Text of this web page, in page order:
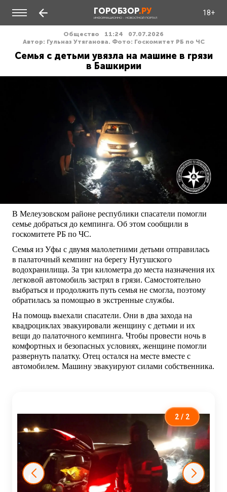
ГОРОБЗОР.РУ
ИНФОРМАЦИОННО - НОВОСТНОЙ ПОРТАЛ
18+
Общество 11:24
07.07.2026
Автор: Гульназ Утяганова. Фото: Госкомитет РБ по ЧС
Семья с детьми увязла на машине в грязи
в Башкирии
В Мелеузовском районе республики спасатели помогли
семье добраться до кемпинга. Об этом сообщили в
госкомитете РБ по ЧС.
Семья из Уфы с двумя малолетними детьми отправилась
в палаточный кемпинг на берегу Нугушского
водохранилища. За три километра до места назначения их
легковой автомобиль застрял в грязи. Самостоятельно
выбраться и продолжить путь семья не смогла, поэтому
обратилась за помощью в экстренные службы.
На помощь выехали спасатели. Они в два захода на
квадроциклах эвакуировали женщину с детьми и их
вещи до палаточного кемпинга. Чтобы провести ночь в
комфортных и безопасных условиях, женщине помогли
развернуть палатку. Отец остался на месте вместе с
автомобилем. Машину эвакуируют силами собственника.
2 / 2